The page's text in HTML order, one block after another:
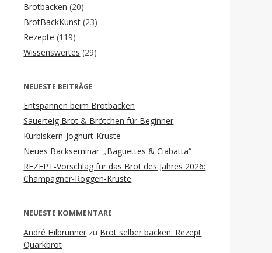
Brotbacken (20)
BrotBackKunst (23)
Rezepte (119)
Wissenswertes (29)
NEUESTE BEITRÄGE
Entspannen beim Brotbacken
Sauerteig Brot & Brötchen für Beginner
Kürbiskern-Joghurt-Kruste
Neues Backseminar: „Baguettes & Ciabatta“
REZEPT-Vorschlag für das Brot des Jahres 2026:
Champagner-Roggen-Kruste
NEUESTE KOMMENTARE
André Hilbrunner zu Brot selber backen: Rezept
Quarkbrot